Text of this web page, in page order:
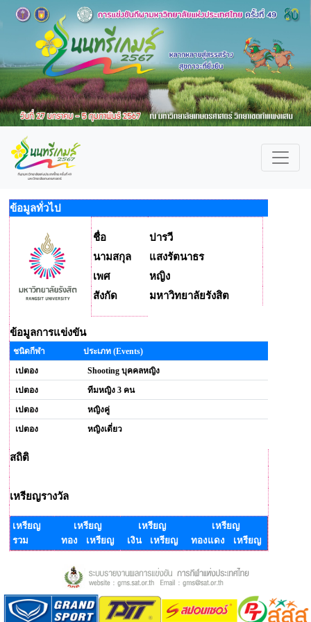
ข้อมูลทั่วไป
ชื่อ
ปารวี
นามสกุล
แสงรัตนาธร
เพศ
หญิง
สังกัด
มหาวิทยาลัยรังสิต
ข้อมูลการแข่งขัน
ชนิดกีฬา
ประเภท (Events)
เปตอง
Shooting บุคคลหญิง
เปตอง
ทีมหญิง 3 คน
เปตอง
หญิงคู่
เปตอง
หญิงเดี่ยว
สถิติ
เหรียญรางวัล
เหรียญ
รวม
เหรียญ
ทอง เหรียญ
เหรียญ
เงิน เหรียญ
เหรียญ
ทองแดง เหรียญ